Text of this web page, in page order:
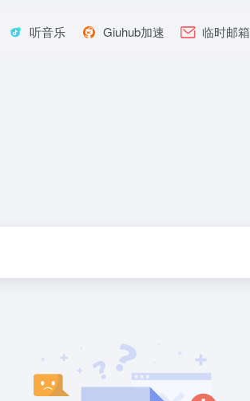
听音乐 Giuhub加速 临时邮箱